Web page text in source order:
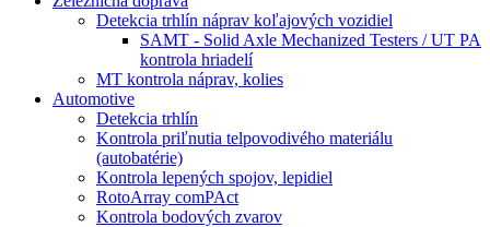
Detekcia trhlín náprav koľajových vozidiel
SAMT - Solid Axle Mechanized Testers / UT PA
kontrola hriadelí
MT kontrola náprav, kolies
Automotive
Detekcia trhlín
Kontrola priľnutia telpovodivého materiálu
(autobatérie)
Kontrola lepených spojov, lepidiel
RotoArray comPAct
Kontrola bodových zvarov